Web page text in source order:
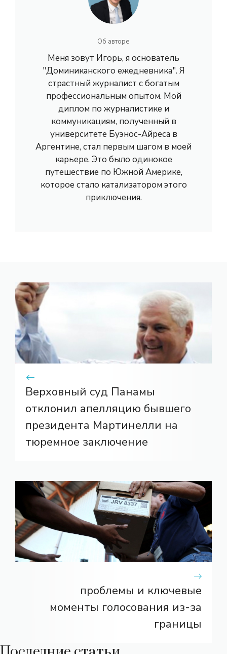
Об авторе
Меня зовут Игорь, я основатель
"Доминиканского ежедневника". Я
страстный журналист с богатым
профессиональным опытом. Мой
диплом по журналистике и
коммуникациям, полученный в
университете Буэнос-Айреса в
Аргентине, стал первым шагом в моей
карьере. Это было одинокое
путешествие по Южной Америке,
которое стало катализатором этого
приключения.
Верховный суд Панамы
отклонил апелляцию бывшего
президента Мартинелли на
тюремное заключение
проблемы и ключевые
моменты голосования из-за
границы